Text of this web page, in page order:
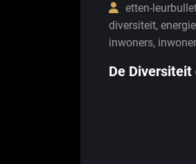
etten-
diversiteit, energie
inwoners,
De